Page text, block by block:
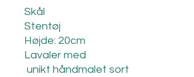
Skål
Stentøj
Højde: 20cm
Lavaler med
unikt håndmalet sort